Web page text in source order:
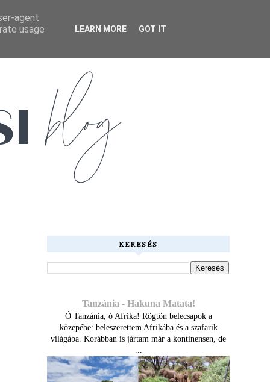
KERESÉS
Tanzánia - Hakuna Matata!
Ó Tanzánia, ó Afrika! Rögtön belecsapok a
közepébe: beleszerettem Afrikába és a szafarik
világába. Korábban is jártam már a kontinensen, de
...
agent
usage
LEARN MORE GOT IT